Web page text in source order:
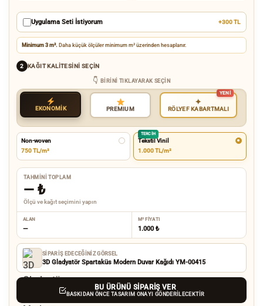
Uygulama Seti İstiyorum +300 TL
Minimum 3 m². Daha küçük ölçüler minimum m² üzerinden hesaplanır.
2 KAĞIT KALITESINI SEÇIN
BIRINI TIKLAYARAK SEÇIN
EKONOMİK PREMIUM
✦
RÖLYEF KABARTMALI
Non-woven
750 TL/m²
TERCIH
Tekstil Vinil
1.000 TL/m²
TAHMINI TOPLAM
— ₺
Ölçü ve kağıt seçimini yapın
ALAN
—
M² FIYATI
1.000 ₺
SIPARIŞ EDECEĞINIZ GÖRSEL
3D Gladyatör Spartaküs Modern Duvar Kağıdı YM-00415
BU ÜRÜNÜ SIPARIŞ VER
BASKIDAN ÖNCE TASARIM ONAYI GÖNDERILECEKTIR